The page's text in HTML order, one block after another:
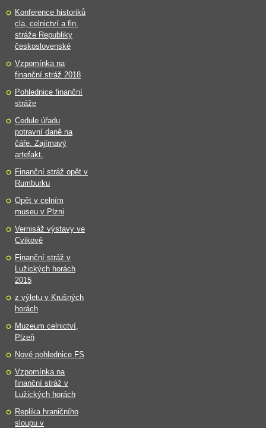
Konference historiků
cla, celnictví a fin.
stráže Republiky
československé
Vzpomínka na
finanční stráž 2018
Pohlednice finanční
stráže
Cedule úřadu
potravní daně na
čáře. Zajímavý
artefakt.
Finanční stráž opět v
Rumburku
Opět v celním
museu v Plzni
Vernisáž výstavy ve
Cvikově
Finanční stráž v
Lužických horách
2015
z výletu v Krušných
horách
Muzeum celnictví,
Plzeň
Nové pohlednice FS
Vzpomínka na
finanční stráž v
Lužických horách
Replika hraničního
sloupu v